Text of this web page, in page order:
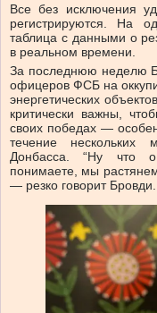
Все без исключения
регистрируются. На
таблица с данными о
в реальном времени.
За последнюю неделю
офицеров ФСБ на
энергетических
критически важны,
своих победах —
течение нескольких
Донбасса. “Ну что
понимаете, мы
— резко говорит Бровди.